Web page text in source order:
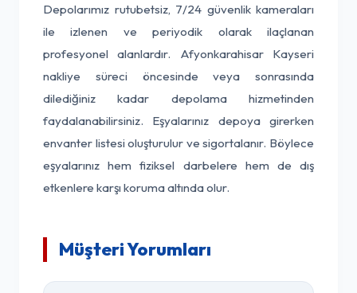
Depolarımız rutubetsiz, 7/24 güvenlik kameraları
ile izlenen ve periyodik olarak ilaçlanan
profesyonel alanlardır. Afyonkarahisar Kayseri
nakliye süreci öncesinde veya sonrasında
dilediğiniz kadar depolama hizmetinden
faydalanabilirsiniz. Eşyalarınız depoya girerken
envanter listesi oluşturulur ve sigortalanır. Böylece
eşyalarınız hem fiziksel darbelere hem de dış
etkenlere karşı koruma altında olur.
Müşteri Yorumları